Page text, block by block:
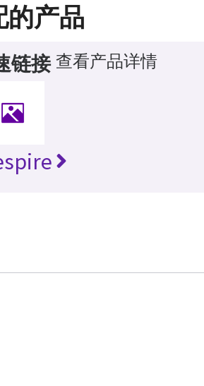
的产品
链接 查看产品详情